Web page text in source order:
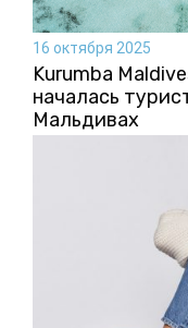
16 октября 2025
Kurumba
началась
Мальдивах